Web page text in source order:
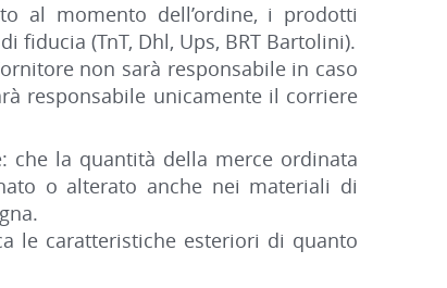
al momento dell’ordine, i prodotti
(TnT, Dhl, Ups, BRT Bartolini).
non sarà responsabile in caso
responsabile unicamente il corriere
che la quantità della merce ordinata
o alterato anche nei materiali di
le caratteristiche esteriori di quanto